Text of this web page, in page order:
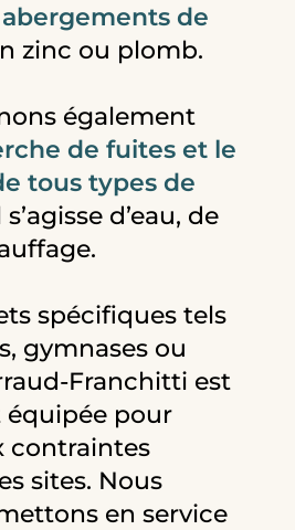
de
zinc ou plomb.
également
de fuites et le
tous types de
s’agisse d’eau, de
spécifiques tels
gymnases ou
Franchitti est
pour
contraintes
sites. Nous
en service